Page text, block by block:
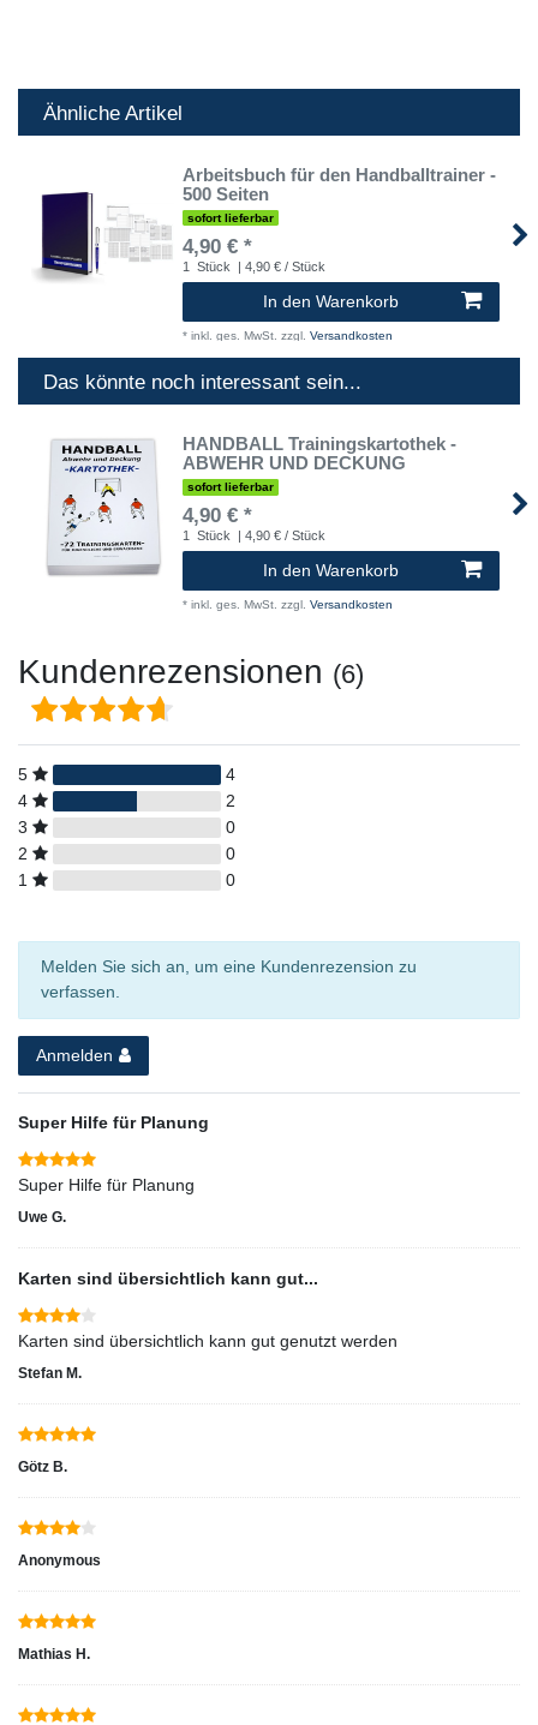
Ähnliche Artikel
Arbeitsbuch für den Handballtrainer -
500 Seiten
sofort lieferbar
4,90 € *
1 Stück | 4,90 € / Stück
In den Warenkorb
* inkl. ges. MwSt. zzgl. Versandkosten
Das könnte noch interessant sein...
HANDBALL Trainingskartothek -
ABWEHR UND DECKUNG
sofort lieferbar
4,90 € *
1 Stück | 4,90 € / Stück
In den Warenkorb
* inkl. ges. MwSt. zzgl. Versandkosten
Kundenrezensionen (6)
5
4
4
2
3
0
2
0
1
0
Melden Sie sich an, um eine Kundenrezension zu
verfassen.
Anmelden
Super Hilfe für Planung
Super Hilfe für Planung
Uwe G.
Karten sind übersichtlich kann gut...
Karten sind übersichtlich kann gut genutzt werden
Stefan M.
Götz B.
Anonymous
Mathias H.